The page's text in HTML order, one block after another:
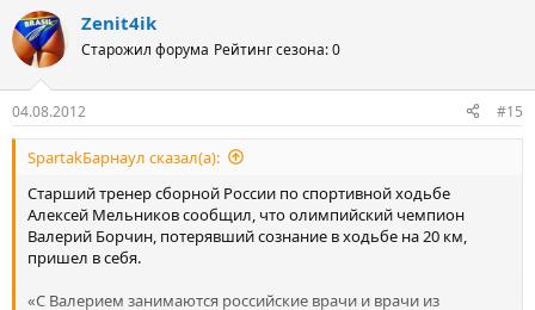
Zenit4ik
Старожил форума Рейтинг сезона: 0
04.08.2012 #15
SpartakБарнаул сказал(а):
Старший тренер сборной России по спортивной ходьбе
Алексей Мельников сообщил, что олимпийский чемпион
Валерий Борчин, потерявший сознание в ходьбе на 20 км,
пришел в себя.
«С Валерием занимаются российские врачи и врачи из